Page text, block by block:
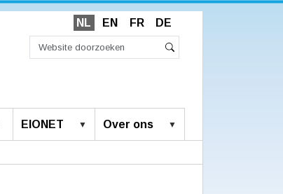
NL EN FR DE
EIONET Over ons